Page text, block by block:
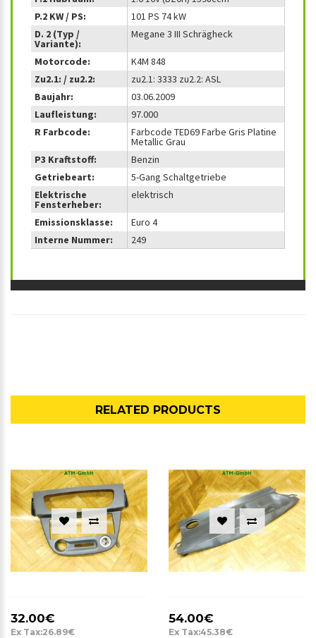
P.2 KW / PS:
101 PS 74 kW
D. 2 (Typ /
Variante):
Megane 3 III Schrägheck
Motorcode:
K4M 848
Zu2.1: / zu2.2:
zu2.1: 3333 zu2.2: ASL
Baujahr:
03.06.2009
Laufleistung:
97.000
R Farbcode:
Farbcode TED69 Farbe Gris Platine
Metallic Grau
P3 Kraftstoff:
Benzin
Getriebeart:
5-Gang Schaltgetriebe
Elektrische
Fensterheber:
elektrisch
Emissionsklasse:
Euro 4
Interne Nummer:
249
RELATED PRODUCTS
32.00€
Ex Tax:26.89€
54.00€
Ex Tax:45.38€